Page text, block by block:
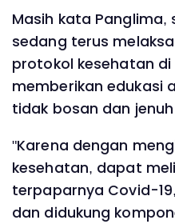
Masih kata Panglima,
sedang terus
protokol kesehatan di
memberikan edukasi
tidak bosan dan
"Karena dengan
kesehatan, dapat
terpaparnya Covid-
dan didukung